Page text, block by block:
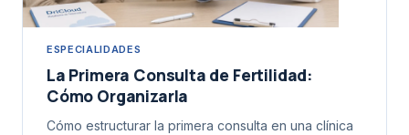
ESPECIALIDADES
La Primera Consulta de Fertilidad:
Cómo Organizarla
Cómo estructurar la primera consulta en una clínica